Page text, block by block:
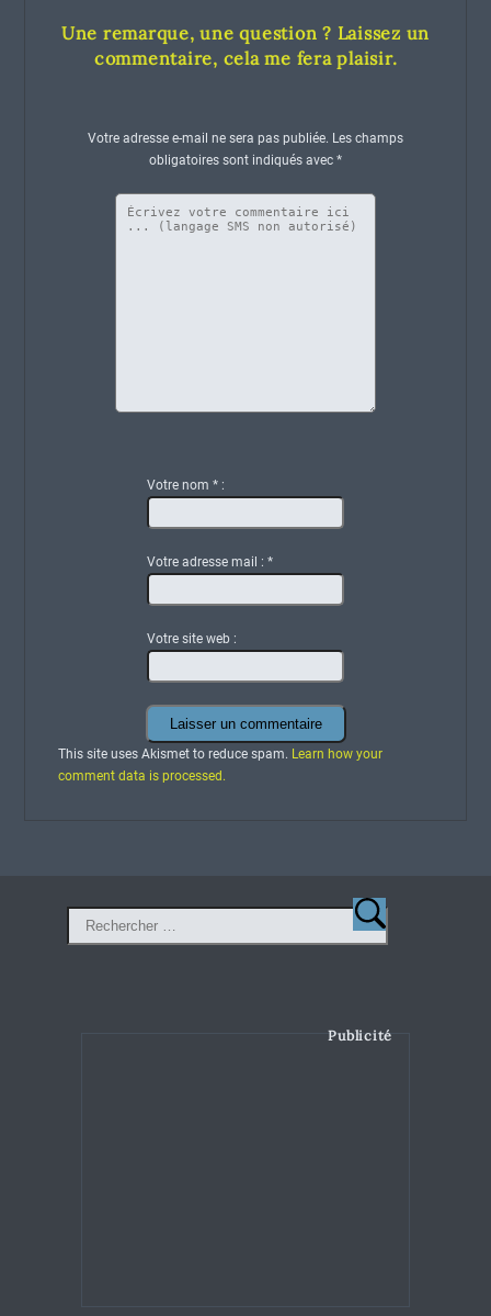
Une remarque, une question ? Laissez un
commentaire, cela me fera plaisir.
Votre adresse e-mail ne sera pas publiée. Les champs
obligatoires sont indiqués avec *
Votre nom* :
Votre adresse mail :*
Votre site web :
This site uses Akismet to reduce spam. Learn how your
comment data is processed.
Publicité